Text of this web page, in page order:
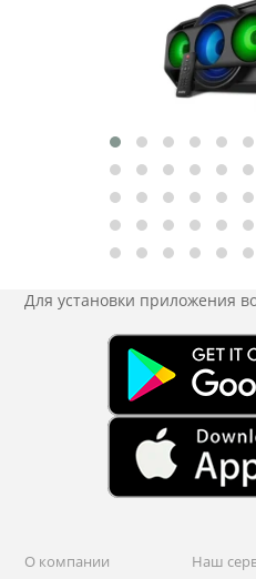
Для установки приложения
О компании
Наш